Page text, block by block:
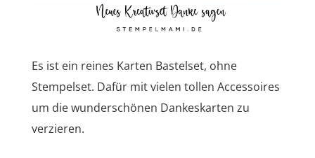
Es ist ein reines Karten Bastelset, ohne
Stempelset. Dafür mit vielen tollen Accessoires
um die wunderschönen Dankeskarten zu
verzieren.